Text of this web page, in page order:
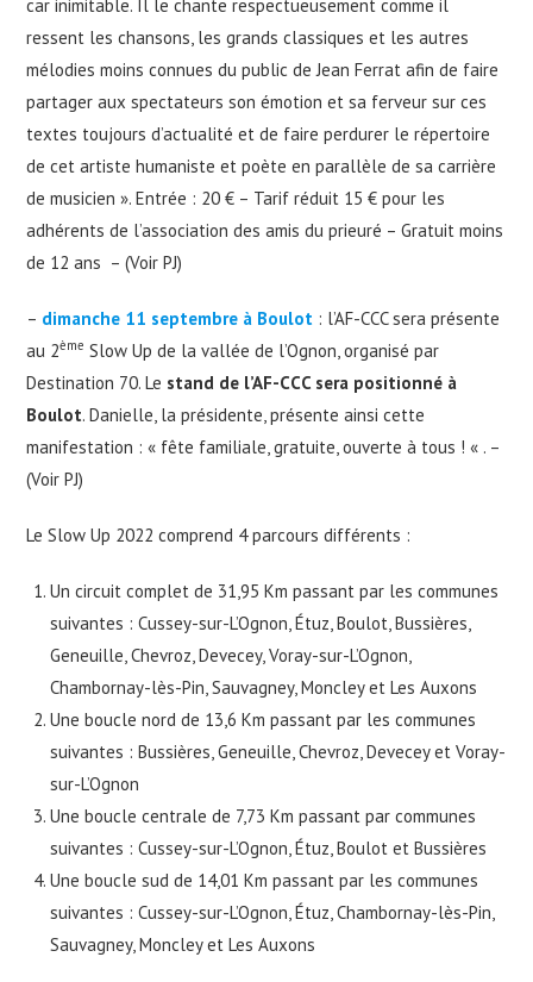
car inimitable. Il le chante respectueusement comme il
ressent les chansons, les grands classiques et les autres
mélodies moins connues du public de Jean Ferrat afin de faire
partager aux spectateurs son émotion et sa ferveur sur ces
textes toujours d’actualité et de faire perdurer le répertoire
de cet artiste humaniste et poète en parallèle de sa carrière
de musicien ». Entrée : 20 € – Tarif réduit 15 € pour les
adhérents de l’association des amis du prieuré – Gratuit moins
de 12 ans – (Voir PJ)
– dimanche 11 septembre à Boulot : l’AF-CCC sera présente
au 2ème Slow Up de la vallée de l’Ognon, organisé par
Destination 70. Le stand de l’AF-CCC sera positionné à
Boulot. Danielle, la présidente, présente ainsi cette
manifestation : « fête familiale, gratuite, ouverte à tous ! « . –
(Voir PJ)
Le Slow Up 2022 comprend 4 parcours différents :
Un circuit complet de 31,95 Km passant par les communes
suivantes : Cussey-sur-L’Ognon, Étuz, Boulot, Bussières,
Geneuille, Chevroz, Devecey, Voray-sur-L’Ognon,
Chambornay-lès-Pin, Sauvagney, Moncley et Les Auxons
Une boucle nord de 13,6 Km passant par les communes
suivantes : Bussières, Geneuille, Chevroz, Devecey et Voray-
sur-L’Ognon
Une boucle centrale de 7,73 Km passant par communes
suivantes : Cussey-sur-L’Ognon, Étuz, Boulot et Bussières
Une boucle sud de 14,01 Km passant par les communes
suivantes : Cussey-sur-L’Ognon, Étuz, Chambornay-lès-Pin,
Sauvagney, Moncley et Les Auxons